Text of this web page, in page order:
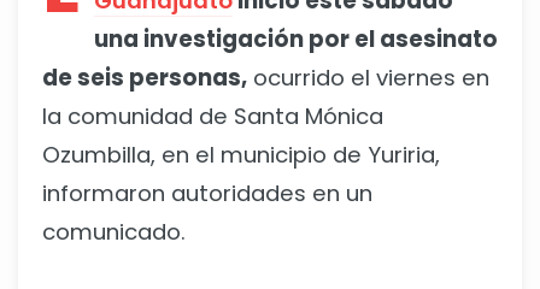
una investigación por el asesinato
de seis personas, ocurrido el viernes en
la comunidad de Santa Mónica
Ozumbilla, en el municipio de Yuriria,
informaron autoridades en un
comunicado.